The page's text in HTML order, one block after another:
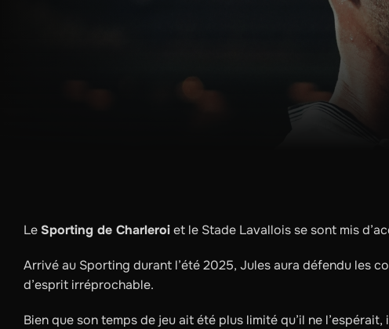
Le Sporting de Charleroiet le Stade Lavallois se sont mis
Arrivé au Sporting durant l’été 2025, Jules aura défendu les
d’esprit irréprochable.
Bien que son temps de jeu ait été plus limité qu’il ne